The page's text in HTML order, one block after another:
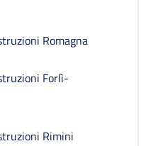
Romagna
Forlì-
Rimini